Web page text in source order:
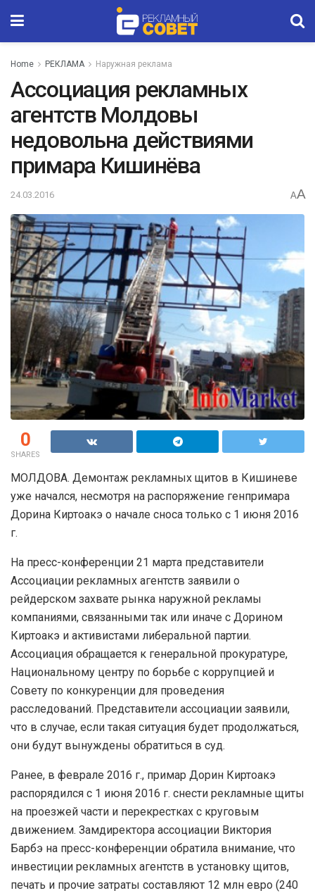
Home РЕКЛАМА Наружная реклама
Ассоциация рекламных
агентств Молдовы
недовольна действиями
примара Кишинёва
24.03.2016 AA
0
SHARES
МОЛДОВА. Демонтаж рекламных щитов в Кишиневе
уже начался, несмотря на распоряжение генпримара
Дорина Киртоакэ о начале сноса только с 1 июня 2016
г.
На пресс-конференции 21 марта представители
Ассоциации рекламных агентств заявили о
рейдерском захвате рынка наружной рекламы
компаниями, связанными так или иначе с Дорином
Киртоакэ и активистами либеральной партии.
Ассоциация обращается к генеральной прокуратуре,
Национальному центру по борьбе с коррупцией и
Совету по конкуренции для проведения
расследований. Представители ассоциации заявили,
что в случае, если такая ситуация будет продолжаться,
они будут вынуждены обратиться в суд.
Ранее, в феврале 2016 г., примар Дорин Киртоакэ
распорядился с 1 июня 2016 г. снести рекламные щиты
на проезжей части и перекрестках с круговым
движением. Замдиректора ассоциации Виктория
Барбэ на пресс-конференции обратила внимание, что
инвестиции рекламных агентств в установку щитов,
печать и прочие затраты составляют 12 млн евро (240